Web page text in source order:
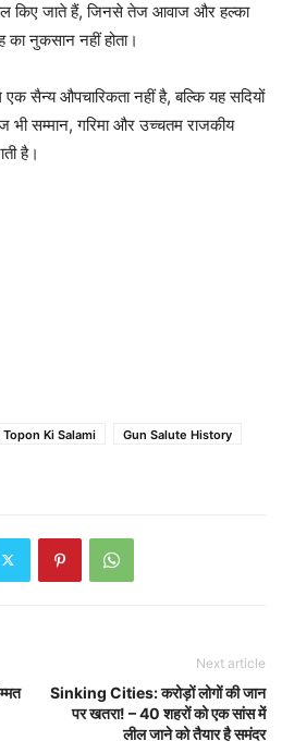
किए जाते हैं, जिनसे तेज आवाज और हल्का
नुकसान नहीं होता।
सैन्य औपचारिकता नहीं है, बल्कि यह सदियों
भी सम्मान, गरिमा और उच्चतम राजकीय
है।
Topon Ki Salami
Gun Salute History
Next article
Sinking Cities: करोड़ों लोगों की जान
पर खतरा! – 40 शहरों को एक सांस में
लील जाने को तैयार है समंदर